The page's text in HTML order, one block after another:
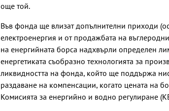
още той.
Във фонда ще влизат допълнителни приходи
електроенергия и от продажбата на
на енергийната борса надхвърли определен
енергетиката съобразно технологията за
ликвидността на фонда, който ще поддържа
раздаване на компенсации, когато цената на
Комисията за енергийно и водно регулиране